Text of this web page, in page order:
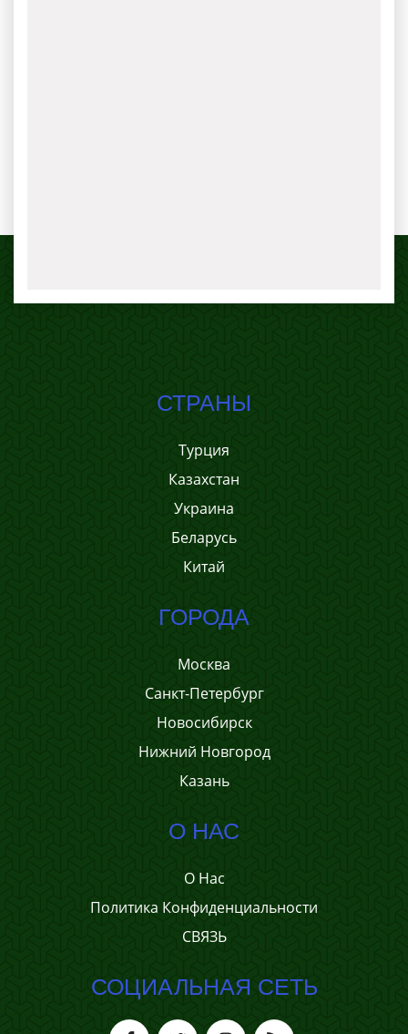
СТРАНЫ
Турция
Казахстан
Украина
Беларусь
Китай
ГОРОДА
Москва
Санкт-Петербург
Новосибирск
Нижний Новгород
Казань
О НАС
О Нас
Политика Конфиденциальности
СВЯЗЬ
СОЦИАЛЬНАЯ СЕТЬ